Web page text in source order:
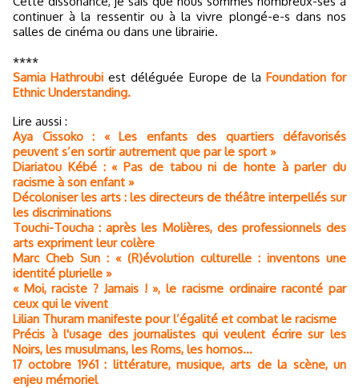
continuer à la ressentir ou à la vivre plongé-e-s dans nos
salles de cinéma ou dans une librairie.
****
Samia Hathroubi est déléguée Europe de la Foundation for
Ethnic Understanding.
Lire aussi :
Aya Cissoko : « Les enfants des quartiers défavorisés
peuvent s’en sortir autrement que par le sport »
Diariatou Kébé : « Pas de tabou ni de honte à parler du
racisme à son enfant »
Décoloniser les arts : les directeurs de théâtre interpellés sur
les discriminations
Touchi-Toucha : après les Molières, des professionnels des
arts expriment leur colère
Marc Cheb Sun : « (R)évolution culturelle : inventons une
identité plurielle »
« Moi, raciste ? Jamais ! », le racisme ordinaire raconté par
ceux qui le vivent
Lilian Thuram manifeste pour l’égalité et combat le racisme
Précis à l'usage des journalistes qui veulent écrire sur les
Noirs, les musulmans, les Roms, les homos...
17 octobre 1961 : littérature, musique, arts de la scène, un
enjeu mémoriel